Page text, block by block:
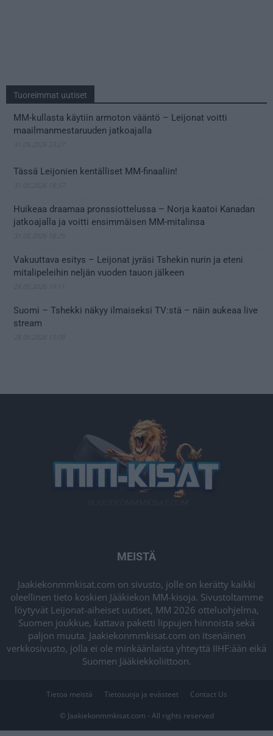
Tuoreimmat uutiset
MM-kullasta käytiin armoton vääntö – Leijonat voitti
maailmanmestaruuden jatkoajalla
Tässä Leijonien kentälliset MM-finaaliin!
Huikeaa draamaa pronssiottelussa – Norja kaatoi Kanadan
jatkoajalla ja voitti ensimmäisen MM-mitalinsa
Vakuuttava esitys – Leijonat jyräsi Tshekin nurin ja eteni
mitalipeleihin neljän vuoden tauon jälkeen
Suomi – Tshekki näkyy ilmaiseksi TV:stä – näin aukeaa live
stream
MEISTÄ
Jaakiekonmmkisat.com on sivusto, jolle on kerätty kaikki
oleellinen tieto koskien Jääkiekon MM-kisoja. Sivustoltamme
löytyvät Leijonat-aiheiset uutiset, MM 2026 otteluohjelma,
Suomen joukkue, kattava paketti lippujen hinnoista sekä
paljon muuta. Jaakiekonmmkisat.com on itsenäinen
verkkosivusto, jolla ei ole minkäänlaista yhteyttä IIHF:ään eikä
Suomen Jääkiekkoliittoon.
Tietoa meistä Tietosuoja ja evästeet Contact Us
© Jaakiekonmmkisat.com - All rights reserved